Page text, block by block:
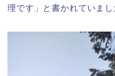
理です」と書かれていまし